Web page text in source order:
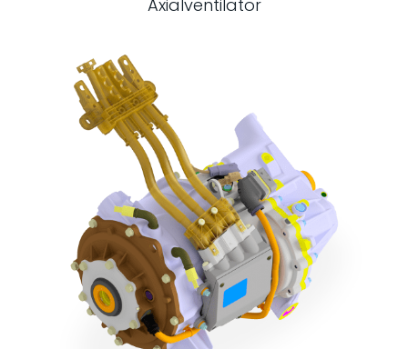
Axialventilator